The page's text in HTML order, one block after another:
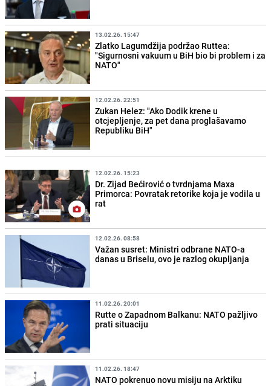
13.02.26. 15:47
Zlatko Lagumdžija podržao Ruttea:
"Sigurnosni vakuum u BiH bio bi problem i za
NATO"
12.02.26. 22:51
Zukan Helez: "Ako Dodik krene u
otcjepljenje, za pet dana proglašavamo
Republiku BiH"
12.02.26. 15:23
Dr. Zijad Bećirović o tvrdnjama Maxa
Primorca: Povratak retorike koja je vodila u
rat
12.02.26. 08:58
Važan susret: Ministri odbrane NATO-a
danas u Briselu, ovo je razlog okupljanja
11.02.26. 20:01
Rutte o Zapadnom Balkanu: NATO pažljivo
prati situaciju
11.02.26. 18:47
NATO pokrenuo novu misiju na Arktiku